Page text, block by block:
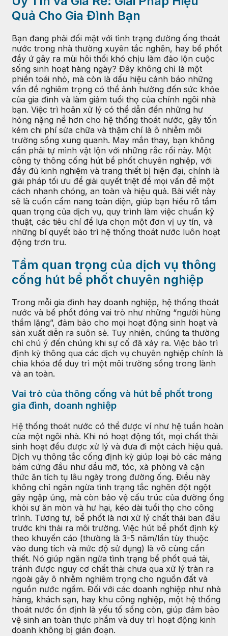
Quả Cho Gia Đình Bạn
Bạn đang phải đối mặt với tình trạng đường ống thoát
nước trong nhà thường xuyên tắc nghẽn, hay bể phốt
đầy ứ gây ra mùi hôi thối khó chịu làm đảo lộn cuộc
sống sinh hoạt hàng ngày? Đây không chỉ là một
phiền toái nhỏ, mà còn là dấu hiệu cảnh báo những
vấn đề nghiêm trọng có thể ảnh hưởng đến sức khỏe
của gia đình và làm giảm tuổi thọ của chính ngôi nhà
bạn. Việc trì hoãn xử lý có thể dẫn đến những hư
hỏng nặng nề hơn cho hệ thống thoát nước, gây tốn
kém chi phí sửa chữa và thậm chí là ô nhiễm môi
trường sống xung quanh. May mắn thay, bạn không
cần phải tự mình vật lộn với những rắc rối này. Một
công ty thông cống hút bể phốt chuyên nghiệp, với
đầy đủ kinh nghiệm và trang thiết bị hiện đại, chính là
giải pháp tối ưu để giải quyết triệt để mọi vấn đề một
cách nhanh chóng, an toàn và hiệu quả. Bài viết này
sẽ là cuốn cẩm nang toàn diện, giúp bạn hiểu rõ tầm
quan trọng của dịch vụ, quy trình làm việc chuẩn kỹ
thuật, các tiêu chí để lựa chọn một đơn vị uy tín, và
những bí quyết bảo trì hệ thống thoát nước luôn hoạt
động trơn tru.
Tầm quan trọng của dịch vụ thông
cống hút bể phốt chuyên nghiệp
Trong mỗi gia đình hay doanh nghiệp, hệ thống thoát
nước và bể phốt đóng vai trò như những “người hùng
thầm lặng”, đảm bảo cho mọi hoạt động sinh hoạt và
sản xuất diễn ra suôn sẻ. Tuy nhiên, chúng ta thường
chỉ chú ý đến chúng khi sự cố đã xảy ra. Việc bảo trì
định kỳ thông qua các dịch vụ chuyên nghiệp chính là
chìa khóa để duy trì một môi trường sống trong lành
và an toàn.
Vai trò của thông cống và hút bể phốt trong
gia đình, doanh nghiệp
Hệ thống thoát nước có thể được ví như hệ tuần hoàn
của một ngôi nhà. Khi nó hoạt động tốt, mọi chất thải
sinh hoạt đều được xử lý và đưa đi một cách hiệu quả.
Dịch vụ thông tắc cống định kỳ giúp loại bỏ các mảng
bám cứng đầu như dầu mỡ, tóc, xà phòng và cặn
thức ăn tích tụ lâu ngày trong đường ống. Điều này
không chỉ ngăn ngừa tình trạng tắc nghẽn đột ngột
gây ngập úng, mà còn bảo vệ cấu trúc của đường ống
khỏi sự ăn mòn và hư hại, kéo dài tuổi thọ cho công
trình. Tương tự, bể phốt là nơi xử lý chất thải ban đầu
trước khi thải ra môi trường. Việc hút bể phốt định kỳ
theo khuyến cáo (thường là 3-5 năm/lần tùy thuộc
vào dung tích và mức độ sử dụng) là vô cùng cần
thiết. Nó giúp ngăn ngừa tình trạng bể phốt quá tải,
tránh được nguy cơ chất thải chưa qua xử lý tràn ra
ngoài gây ô nhiễm nghiêm trọng cho nguồn đất và
nguồn nước ngầm. Đối với các doanh nghiệp như nhà
hàng, khách sạn, hay khu công nghiệp, một hệ thống
thoát nước ổn định là yếu tố sống còn, giúp đảm bảo
vệ sinh an toàn thực phẩm và duy trì hoạt động kinh
doanh không bị gián đoạn.